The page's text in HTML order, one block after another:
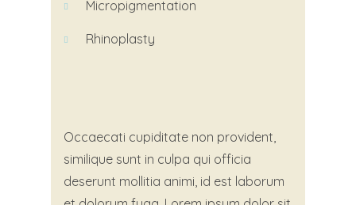
Micropigmentation
Rhinoplasty
Occaecati cupiditate non provident,
similique sunt in culpa qui officia
deserunt mollitia animi, id est laborum